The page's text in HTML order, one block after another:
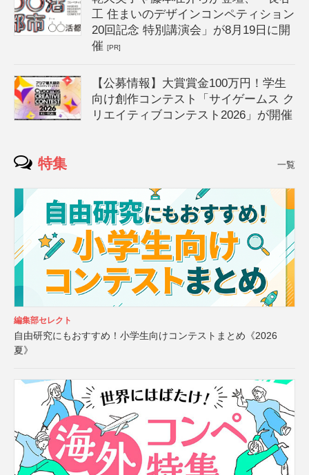
工 住まいのデザインコンペティション
20回記念 特別講演会」が8月19日に開
催[PR]
【公募情報】大賞賞金100万円！学生
向け創作コンテスト「サイゲームス ク
リエイティブコンテスト2026」が開催
特集 一覧
編集部セレクト
自由研究にもおすすめ！小学生向けコンテストまとめ《2026
夏》